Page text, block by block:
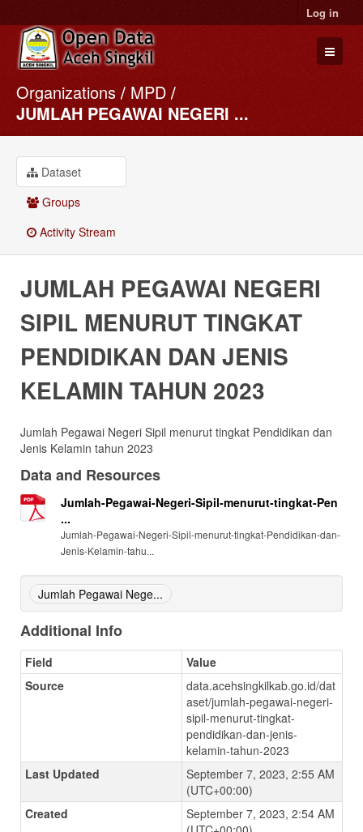
Log in
Datasets
Organizations
About
Organizations
MPD
JUMLAH PEGAWAI NEGERI ...
Dataset
Groups
Activity Stream
JUMLAH PEGAWAI NEGERI
SIPIL MENURUT TINGKAT
PENDIDIKAN DAN JENIS
KELAMIN TAHUN 2023
Jumlah Pegawai Negeri Sipil menurut tingkat Pendidikan dan
Jenis Kelamin tahun 2023
Data and Resources
Jumlah-Pegawai-Negeri-Sipil-menurut-tingkat-Pen
...
Jumlah-Pegawai-Negeri-Sipil-menurut-tingkat-Pendidikan-dan-
Jenis-Kelamin-tahu...
Jumlah Pegawai Nege...
Additional Info
Field
Value
Source
data.acehsingkilkab.go.id/dat
aset/jumlah-pegawai-negeri-
sipil-menurut-tingkat-
pendidikan-dan-jenis-
kelamin-tahun-2023
Last Updated
September 7, 2023, 2:55 AM
(UTC+00:00)
Created
September 7, 2023, 2:54 AM